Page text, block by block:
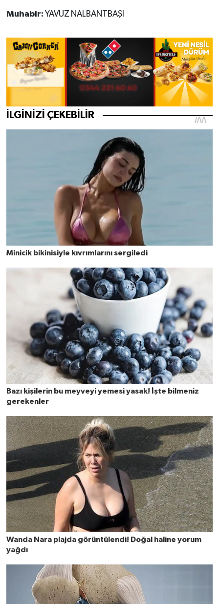
Muhabir: YAVUZ NALBANTBAŞI